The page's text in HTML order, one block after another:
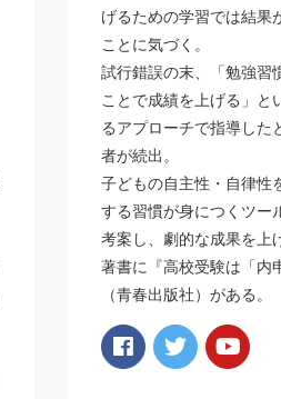
げるための学習では結果
ことに気づく。
試行錯誤の末、「勉強習
ことで成績を上げる」と
るアプローチで指導した
者が続出。
子どもの自主性・自律性
する習慣が身につくツー
考案し、劇的な成果を上
著書に『高校受験は「内
（青春出版社）がある。